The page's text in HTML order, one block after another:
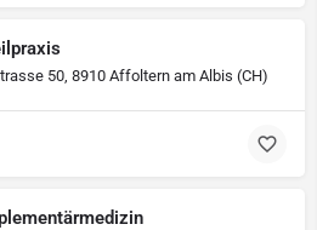
50, 8910 Affoltern am Albis (CH)